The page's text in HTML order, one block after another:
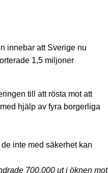
innebar att Sverige nu
1,5 miljoner
till att rösta mot att
hjälp av fyra borgerliga
inte med säkerhet kan
700,000 ut i öknen mot